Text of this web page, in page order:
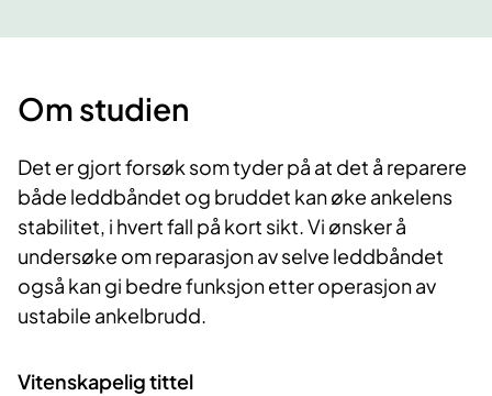
Om studien
Det er gjort forsøk som tyder på at det å reparere
både leddbåndet og bruddet kan øke ankelens
stabilitet, i hvert fall på kort sikt.Vi ønsker å
undersøke om reparasjonavselve leddbåndet
også kan gi bedre funksjonetter operasjonav
ustabile ankelbrudd.
Vitenskapelig tittel